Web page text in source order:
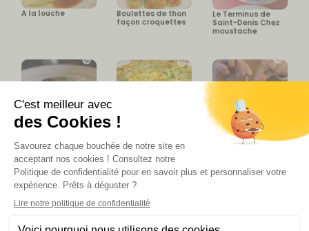
A la louche
Boulettes de thon
façon croquettes
Le Terminus de
Saint-Denis Chez
moustache
Oui Mon Général !
Tarte menthe thon
petits pois
Chez Gabriel